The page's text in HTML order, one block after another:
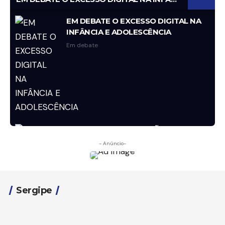
EM DEBATE O EXCESSO DIGITAL NA
INFÂNCIA E ADOLESCÊNCIA
Em debate
JORNAL DA RIO 1ª EDIÇÃO | COM
MESSIAS CARVALHO | 07 DE AGOSTO
Em Debate
- Anúncio-
Sergipe